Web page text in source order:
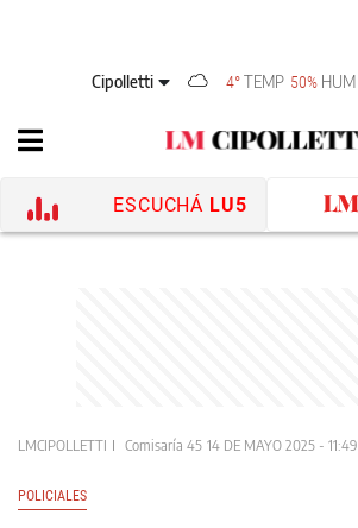
Cipolletti 4° TEMP 50% HUM
ESCUCHÁ LU5
LMCIPOLLETTI Comisaría 45 14 DE MAYO 2025 - 11:49
POLICIALES